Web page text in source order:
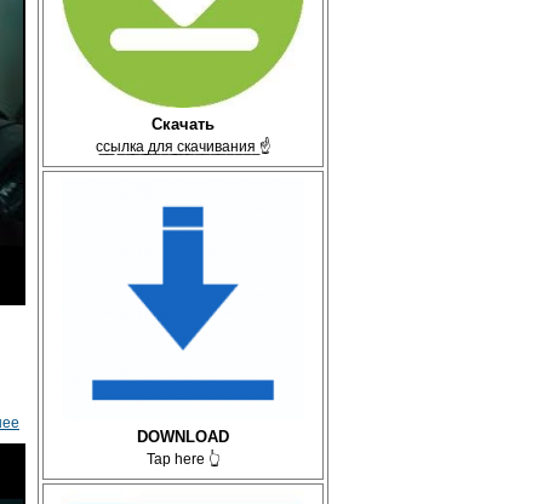
Скачать
с̲с̲ы̲л̲к̲а̲ ̲д̲л̲я̲ ̲с̲к̲а̲ч̲и̲в̲а̲н̲и̲я̲ ☝
DOWNLOAD
Tap here 👆